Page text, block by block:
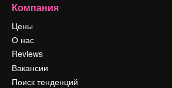
Компания
Цены
О нас
Reviews
Вакансии
Поиск тенденций